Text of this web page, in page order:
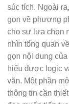
súc tích. Ngoài
gọn về phương
cho sự lựa chọn
nhìn tổng quan
gọn nội dung
hiểu được logic
văn. Một phần
thông tin cần